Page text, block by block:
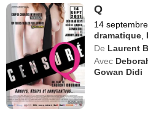
Q
14
dramatique
De Laurent
Avec
Gowan Didi